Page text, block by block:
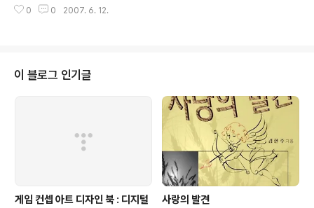
만 차츰 변해가는 막스의 멋진 모습을 이 책에서 볼 수 있습
E%2525C6%2525B1%2525E2%2525B4%2525
26usedbook%253D 프랑스 아동용 교양만화이자 전
세계 어린이들에게 읽혀 지고 있는『막스와 릴리』시리즈입
니다. 릴리(LILI)와 막스(MAX)는 남매입니다. 두 주인공이
가정에서나 학교, 친구들 사이에서 일어나는 여러가지 문
0 0 2007. 6. 12.
이 블로그 인기글
게임 컨셉 아트 디자인 북 : 디지털
사랑의 발견